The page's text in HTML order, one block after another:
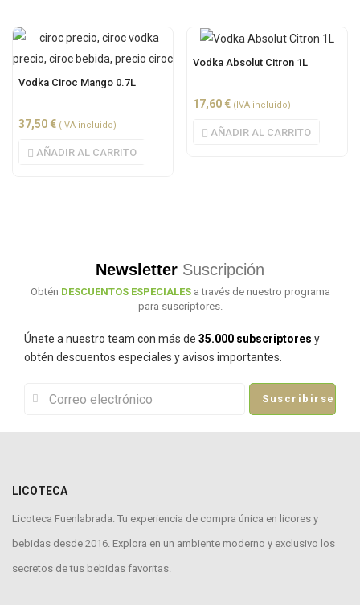
Vodka Ciroc Mango 0.7L
37,50 € (IVA incluido)
AÑADIR AL CARRITO
Vodka Absolut Citron 1L
17,60 € (IVA incluido)
AÑADIR AL CARRITO
Newsletter Suscripción
Obtén DESCUENTOS ESPECIALES a través de nuestro programa
para suscriptores.
Únete a nuestro team con más de 35.000 subscriptores y
obtén descuentos especiales y avisos importantes.
Suscribirse
LICOTECA
Licoteca Fuenlabrada: Tu experiencia de compra única en licores y
bebidas desde 2016. Explora en un ambiente moderno y exclusivo los
secretos de tus bebidas favoritas.